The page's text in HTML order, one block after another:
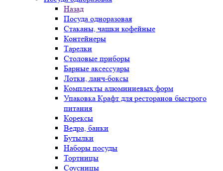
Назад
Посуда одноразовая
Стаканы, чашки кофейные
Контейнеры
Тарелки
Столовые приборы
Барные аксессуары
Лотки, ланч-боксы
Комплекты алюминиевых форм
Упаковка Крафт для ресторанов быстрого
питания
Корексы
Ведра, банки
Бутылки
Наборы посуды
Тортницы
Соусницы